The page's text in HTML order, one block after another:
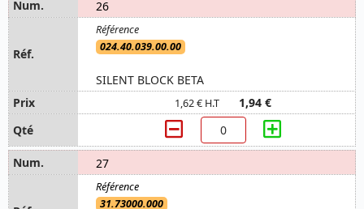
26
024.40.039.00.00
SILENT BLOCK BETA
1,62 € H.T 1,94 €
27
31.73000.000